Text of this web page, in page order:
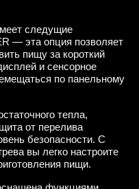
следущие
— эта опция позволяет
пищу за короткий
и сенсорное
по панельному
тепла,
от перелива
безопасности. С
вы легко настроите
пищи.